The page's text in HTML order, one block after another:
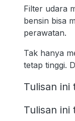
Filter udara
bensin bisa
perawatan.
Tak hanya
tetap tinggi.
Tulisan ini
Tulisan ini